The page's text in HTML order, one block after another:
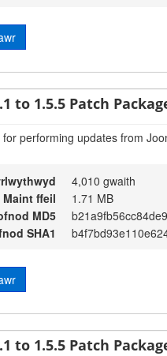
to 1.5.5 Patch
performing updates from
4,010 gwaith
Maint ffeil
1.71 MB
MD5
SHA1
to 1.5.5 Patch